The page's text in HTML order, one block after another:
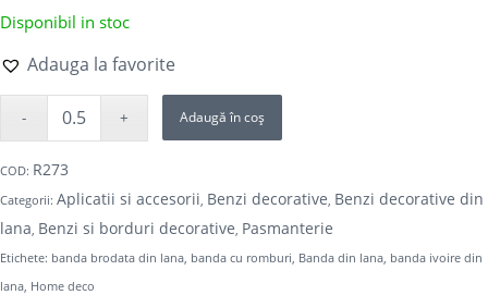
Disponibil in stoc
Adauga la favorite
Adaugă în coș
COD: R273
Categorii: Aplicatii si accesorii Benzi decorative Benzi decorative din
lana Benzi si borduri decorative Pasmanterie
Etichete: banda brodata din lana banda cu romburi Banda din lana banda ivoire din
lana Home deco